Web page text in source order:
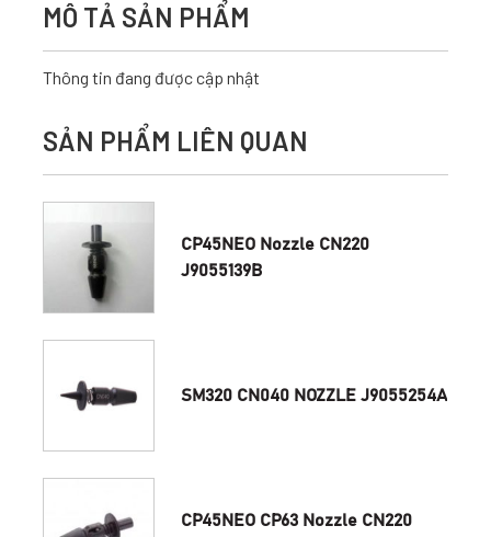
MÔ TẢ SẢN PHẨM
Thông tin đang được cập nhật
SẢN PHẨM LIÊN QUAN
CP45NEO Nozzle CN220
J9055139B
SM320 CN040 NOZZLE J9055254A
CP45NEO CP63 Nozzle CN220